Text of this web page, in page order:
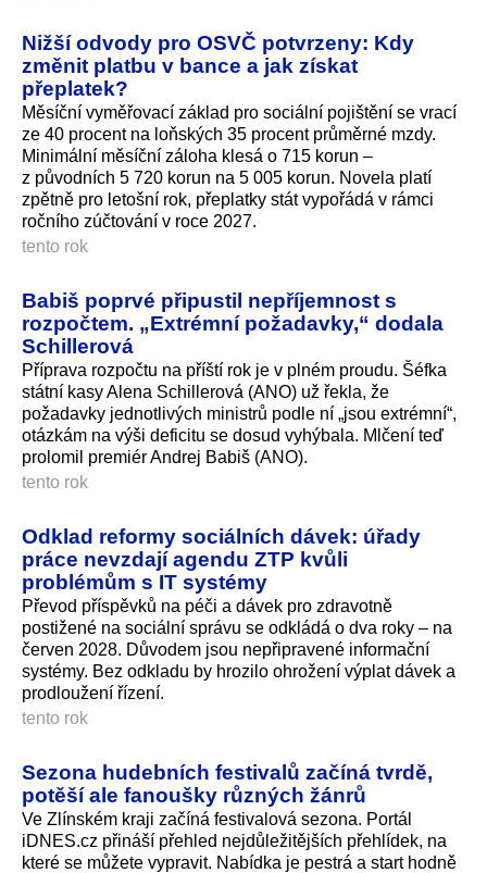
Nižší odvody pro OSVČ potvrzeny: Kdy
změnit platbu v bance a jak získat
přeplatek?
Měsíční vyměřovací základ pro sociální pojištění se vrací
ze 40 procent na loňských 35 procent průměrné mzdy.
Minimální měsíční záloha klesá o 715 korun –
z původních 5 720 korun na 5 005 korun. Novela platí
zpětně pro letošní rok, přeplatky stát vypořádá v rámci
ročního zúčtování v roce 2027.
tento rok
Babiš poprvé připustil nepříjemnost s
rozpočtem. „Extrémní požadavky,“ dodala
Schillerová
Příprava rozpočtu na příští rok je v plném proudu. Šéfka
státní kasy Alena Schillerová (ANO) už řekla, že
požadavky jednotlivých ministrů podle ní „jsou extrémní“,
otázkám na výši deficitu se dosud vyhýbala. Mlčení teď
prolomil premiér Andrej Babiš (ANO).
tento rok
Odklad reformy sociálních dávek: úřady
práce nevzdají agendu ZTP kvůli
problémům s IT systémy
Převod příspěvků na péči a dávek pro zdravotně
postižené na sociální správu se odkládá o dva roky – na
červen 2028. Důvodem jsou nepřipravené informační
systémy. Bez odkladu by hrozilo ohrožení výplat dávek a
prodloužení řízení.
tento rok
Sezona hudebních festivalů začíná tvrdě,
potěší ale fanoušky různých žánrů
Ve Zlínském kraji začíná festivalová sezona. Portál
iDNES.cz přináší přehled nejdůležitějších přehlídek, na
které se můžete vypravit. Nabídka je pestrá a start hodně